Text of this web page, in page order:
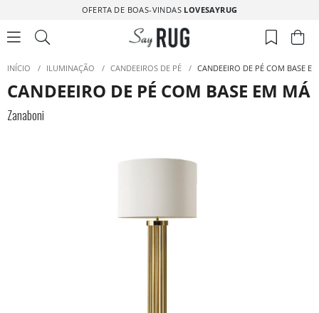
OFERTA DE BOAS-VINDAS LOVESAYRUG
INÍCIO / ILUMINAÇÃO / CANDEEIROS DE PÉ / CANDEEIRO DE PÉ COM BASE
CANDEEIRO DE PÉ COM BASE EM
Zanaboni